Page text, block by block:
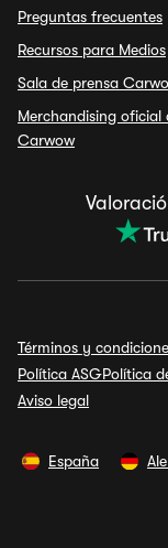
Preguntas frecuentes
Recursos para Medios
Sala de prensa
Merchandising oficial
Carwow
Términos y
Política ASGPolítica
Aviso legal
España